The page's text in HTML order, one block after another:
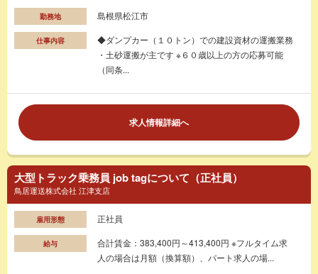
勤務地 島根県松江市
仕事内容
◆ダンプカー（１０トン）での建設資材の運搬業務
・土砂運搬が主です ※６０歳以上の方の応募可能
（同条...
求人情報詳細へ
大型トラック乗務員 job tagについて（正社員）
鳥居運送株式会社 江津支店
雇用形態 正社員
給与
合計賃金：383,400円～413,400円 ※フルタイム求
人の場合は月額（換算額）、パート求人の場...